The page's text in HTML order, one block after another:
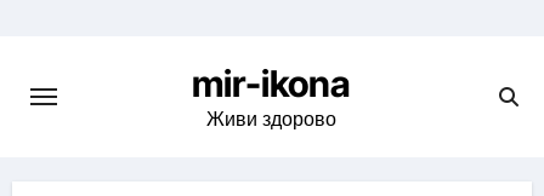
content
mir-ikona
Живи здорово